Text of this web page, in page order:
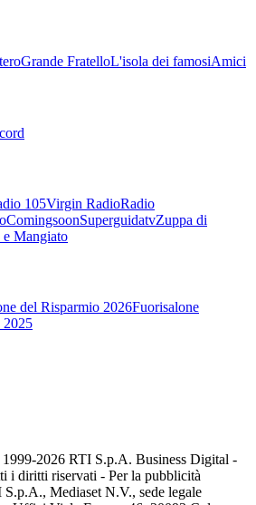
Grande FratelloL'isola dei famosiAmici
105Virgin RadioRadio
ComingsoonSuperguidatvZuppa di
e Mangiato
del Risparmio 2026Fuorisalone
2026 RTI S.p.A. Business Digital -
i diritti riservati - Per la pubblicità
Mediaset N.V., sede legale